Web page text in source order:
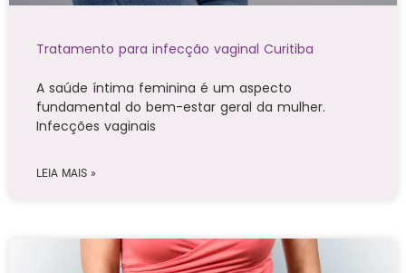
Tratamento para infecção vaginal Curitiba
A saúde íntima feminina é um aspecto
fundamental do bem-estar geral da mulher.
Infecções vaginais
LEIA MAIS »